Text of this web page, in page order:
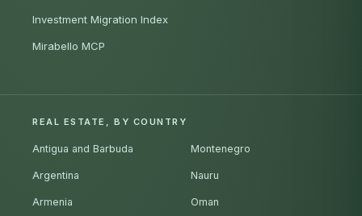
Investment Migration Index
Mirabello MCP
REAL ESTATE, BY COUNTRY
Antigua and Barbuda
Argentina
Armenia
Montenegro
Nauru
Oman